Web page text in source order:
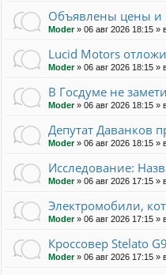
Объявлены цены и
Moder» 06 авг 2026 18:15 »
Lucid Motors
Moder» 06 авг 2026 18:15 »
В Госдуме не
Moder» 06 авг 2026 18:15 »
Депутат Даванков
Moder» 06 авг 2026 18:15 »
Исследование:
Moder» 06 авг 2026 17:15 »
Электромобили,
Moder» 06 авг 2026 17:15 »
Кроссовер Stelato
Moder» 06 авг 2026 17:15 »